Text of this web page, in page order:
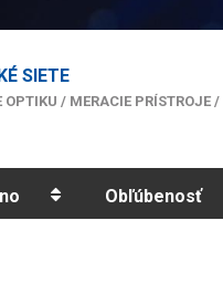
SIETE
OPTIKU / MERACIE PRÍSTROJE /
Obľúbenosť